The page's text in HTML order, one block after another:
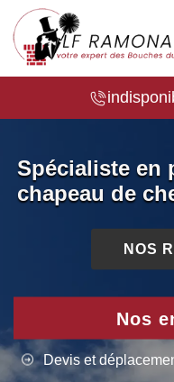
Spécialiste en
chapeau de
NOS
Nos
Devis et